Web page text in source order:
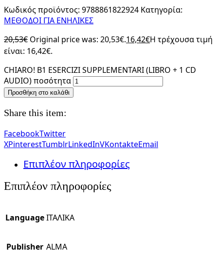
Κωδικός προϊόντος: 9788861822924 Κατηγορία:
ΜΕΘΟΔΟΙ ΓΙΑ ΕΝΗΛΙΚΕΣ
20,53€ Original price was: 20,53€.16,42€Η τρέχουσα τιμή
είναι: 16,42€.
CHIARO! B1 ESERCIZI SUPPLEMENTARI (LIBRO + 1 CD
AUDIO) ποσότητα
Προσθήκη στο καλάθι
Share this item:
FacebookTwitter
XPinterestTumblrLinkedInVKontakteEmail
Επιπλέον πληροφορίες
Επιπλέον πληροφορίες
LanguageΙΤΑΛΙΚΑ
Publisher ALMA